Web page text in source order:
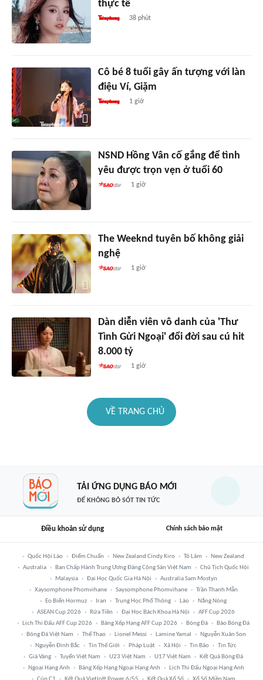
thực tế
38 phút
Cô bé 8 tuổi gây ấn tượng với làn
điệu Ví, Giặm
1 giờ
NSND Hồng Vân cố gắng để tình
yêu được trọn vẹn ở tuổi 60
1 giờ
The Weeknd tuyên bố không giải
nghệ
1 giờ
Dàn diễn viên vô danh của 'Thư
Tình Gửi Ngoại' đổi đời sau cú hit
8.000 tỷ
1 giờ
VỀ TRANG CHỦ
TẢI ỨNG DỤNG BÁO MỚI
ĐỂ KHÔNG BỎ SÓT TIN TỨC
Điều khoản sử dụng Chính sách bảo mật
Quốc Hội Lào Điểm Chuẩn New Zealand Cindy Kiro Tô Lâm
New Zealand
Australia
Ban Chấp Hành Trung Ương Đảng Cộng Sản Việt Nam
Chủ Tịch Quốc Hội
Malaysia
Đại Học Quốc Gia Hà Nội
Australia Sam Mostyn
Xaysomphone Phomvihane
Saysomphone Phomvihane
Trần Thanh Mẫn
Eo Biển Hormuz
Iran Trung Học Phổ Thông Lào
Nắng Nóng
ASEAN Cup 2026
Rửa Tiền Đại Học Bách Khoa Hà Nội
AFF Cup 2026
Lịch Thi Đấu AFF Cup 2026
Bảng Xếp Hạng AFF Cup 2026 Bóng Đá
Báo Bóng Đá
Bóng Đá Việt Nam
Thể Thao Lionel Messi Lamine Yamal
Nguyễn Xuân Son
Nguyễn Đình Bắc
Tin Thế Giới Pháp Luật Xã Hội Tin Bão
Tin Tức
Giá Vàng
Tuyển Việt Nam U23 Việt Nam U17 Việt Nam
Kết Quả Bóng Đá
Ngoại Hạng Anh
Bảng Xếp Hạng Ngoại Hạng Anh
Lịch Thi Đấu Ngoại Hạng Anh